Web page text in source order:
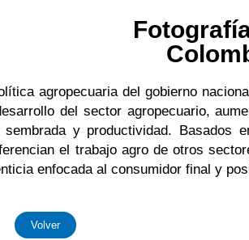
agropecuaria del gobierno
del sector agropecuario,
y productividad. Basados
el trabajo agro de otros
enfocada al consumidor final y
Volver